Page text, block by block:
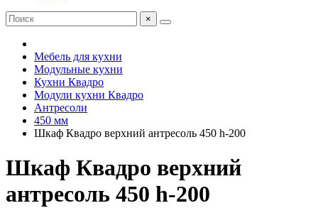
×
Мебель для кухни
Модульные кухни
Кухни Квадро
Модули кухни Квадро
Антресоли
450 мм
Шкаф Квадро верхний антресоль 450 h-200
Шкаф Квадро верхний
антресоль 450 h-200